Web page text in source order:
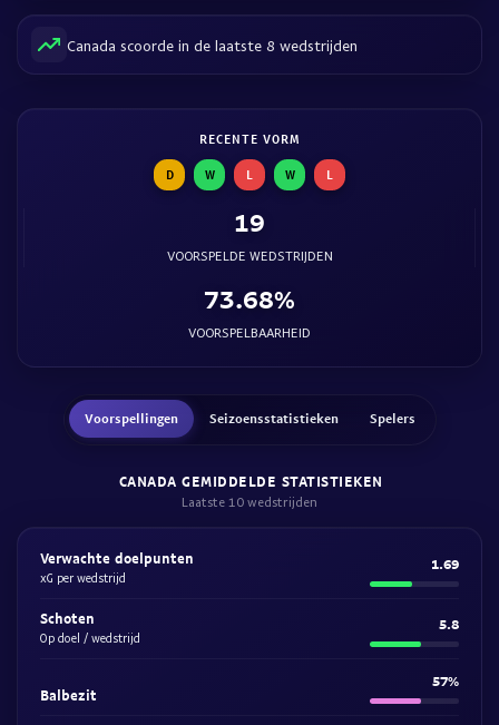
Canada scoorde in de laatste 8 wedstrijden
RECENTE VORM
D W L W L
19
VOORSPELDE WEDSTRIJDEN
73.68%
VOORSPELBAARHEID
Voorspellingen Seizoensstatistieken Spelers
CANADA GEMIDDELDE STATISTIEKEN
Laatste 10 wedstrijden
Verwachte doelpunten
xG per wedstrijd
1.69
Schoten
Op doel / wedstrijd
5.8
Balbezit
57%